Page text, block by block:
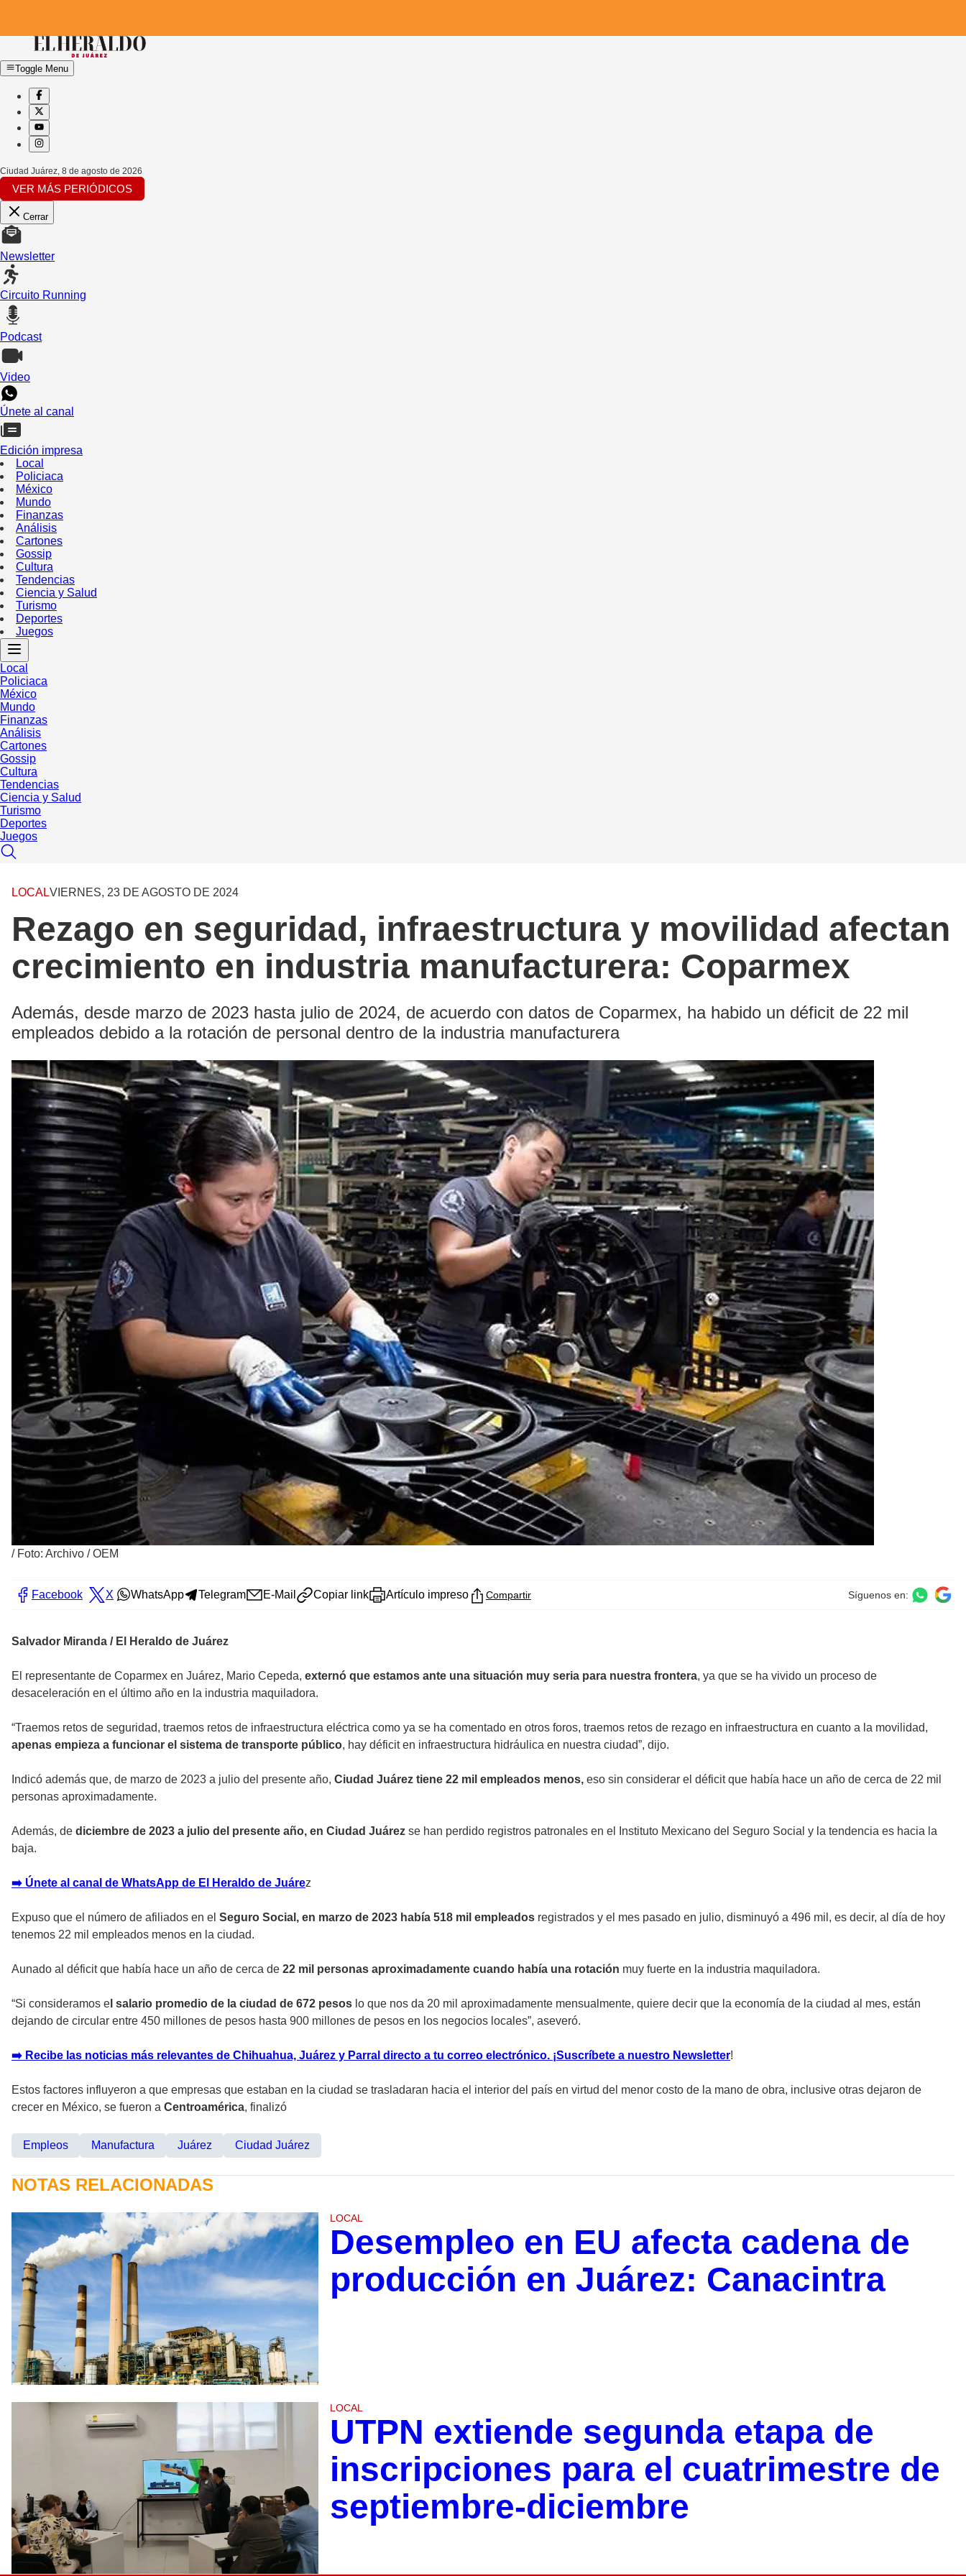
Toggle Menu
Ciudad Juárez 8 de agosto de 2026
VER MÁS PERIÓDICOS
Cerrar
Newsletter
Circuito Running
Podcast
Video
Únete al canal
Edición impresa
Local
Policiaca
México
Mundo
Finanzas
Análisis
Cartones
Gossip
Cultura
Tendencias
Ciencia y Salud
Turismo
Deportes
Juegos
Local
Policiaca
México
Mundo
Finanzas
Análisis
Cartones
Gossip
Cultura
Tendencias
Ciencia y Salud
Turismo
Deportes
Juegos
LOCALVIERNES, 23 DE AGOSTO DE 2024
Rezago en seguridad, infraestructura y movilidad afectan
crecimiento en industria manufacturera: Coparmex
Además, desde marzo de 2023 hasta julio de 2024, de acuerdo con datos de Coparmex, ha habido un déficit de 22 mil
empleados debido a la rotación de personal dentro de la industria manufacturera
/ Foto: Archivo / OEM
Facebook X WhatsApp Telegram E-Mail Copiar link Artículo impreso Compartir Síguenos en:
Salvador Miranda / El Heraldo de Juárez
El representante de Coparmex en Juárez, Mario Cepeda, externó que estamos ante una situación muy seria para nuestra frontera, ya que se ha vivido un proceso de
desaceleración en el último año en la industria maquiladora.
“Traemos retos de seguridad, traemos retos de infraestructura eléctrica como ya se ha comentado en otros foros, traemos retos de rezago en infraestructura en cuanto a la movilidad,
apenas empieza a funcionar el sistema de transporte público, hay déficit en infraestructura hidráulica en nuestra ciudad”, dijo.
Indicó además que, de marzo de 2023 a julio del presente año, Ciudad Juárez tiene 22 mil empleados menos, eso sin considerar el déficit que había hace un año de cerca de 22 mil
personas aproximadamente.
Además, de diciembre de 2023 a julio del presente año, en Ciudad Juárez se han perdido registros patronales en el Instituto Mexicano del Seguro Social y la tendencia es hacia la
baja.
➡️ Únete al canal de WhatsApp de El Heraldo de Juárez
Expuso que el número de afiliados en el Seguro Social, en marzo de 2023 había 518 mil empleados registrados y el mes pasado en julio, disminuyó a 496 mil, es decir, al día de hoy
tenemos 22 mil empleados menos en la ciudad.
Aunado al déficit que había hace un año de cerca de 22 mil personas aproximadamente cuando había una rotación muy fuerte en la industria maquiladora.
“Si consideramos e l salario promedio de la ciudad de 672 pesos lo que nos da 20 mil aproximadamente mensualmente, quiere decir que la economía de la ciudad al mes, están
dejando de circular entre 450 millones de pesos hasta 900 millones de pesos en los negocios locales”, aseveró.
➡️ Recibe las noticias más relevantes de Chihuahua, Juárez y Parral directo a tu correo electrónico. ¡Suscríbete a nuestro Newsletter!
Estos factores influyeron a que empresas que estaban en la ciudad se trasladaran hacia el interior del país en virtud del menor costo de la mano de obra, inclusive otras dejaron de
crecer en México, se fueron a Centroamérica, finalizó
Empleos Manufactura Juárez Ciudad Juárez
NOTAS RELACIONADAS
LOCAL
Desempleo en EU afecta cadena de
producción en Juárez: Canacintra
LOCAL
UTPN extiende segunda etapa de
inscripciones para el cuatrimestre de
septiembre-diciembre